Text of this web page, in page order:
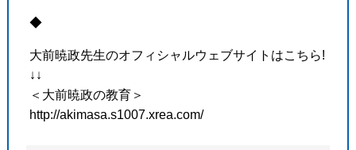
◆
大前暁政先生のオフィシャルウェブサイトはこちら!
↓↓
＜大前暁政の教育＞
http://akimasa.s1007.xrea.com/